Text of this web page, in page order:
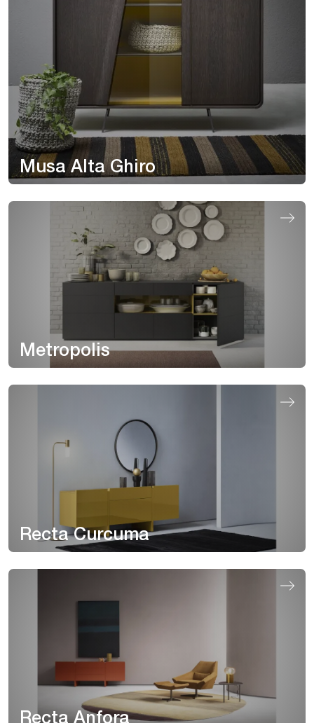
Musa Alta Ghiro
Metropolis
Recta Curcuma
Recta Anfora